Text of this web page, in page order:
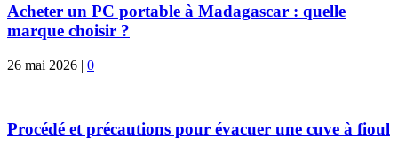
Acheter un PC portable à Madagascar : quelle
marque choisir ?
26 mai 2026 | 0
Procédé et précautions pour évacuer une cuve à fioul